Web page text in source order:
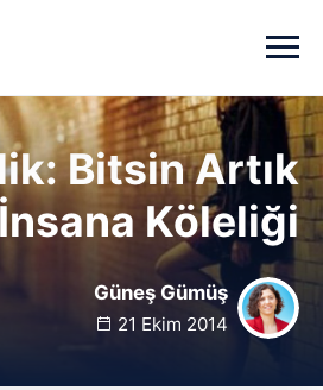
Bitsin Artık
Köleliği
21 Ekim 2014
Güneş Gümüş